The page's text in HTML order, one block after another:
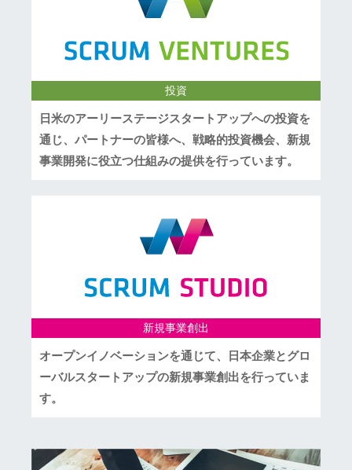
投資
日米のアーリーステージスタートアップへの投資を
通じ、パートナーの皆様へ、戦略的投資機会、新規
事業開発に役立つ仕組みの提供を行っています。
新規事業創出
オープンイノベーションを通じて、日本企業とグロ
ーバルスタートアップの新規事業創出を行っていま
す。